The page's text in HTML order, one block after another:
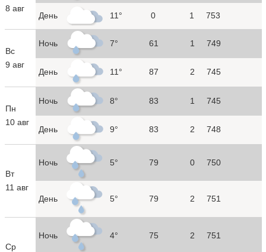
8 авг
День 11° 0 1 753
Вс
9 авг
Ночь 7° 61 1 749
День 11° 87 2 745
Пн
10 авг
Ночь 8° 83 1 745
День 9° 83 2 748
Вт
11 авг
Ночь 5° 79 0 750
День 5° 79 2 751
Ср
Ночь 4° 75 2 751